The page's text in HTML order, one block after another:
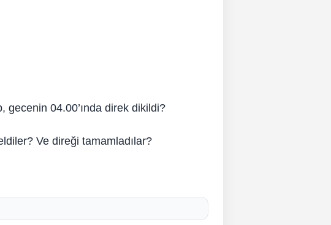
04.00’ında direk dikildi?
Ve direği tamamladılar?